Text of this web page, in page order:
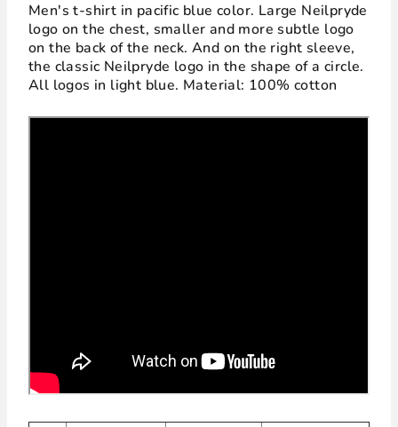
Men's t-shirt in pacific blue color. Large Neilpryde
logo on the chest, smaller and more subtle logo
on the back of the neck. And on the right sleeve,
the classic Neilpryde logo in the shape of a circle.
All logos in light blue. Material: 100% cotton